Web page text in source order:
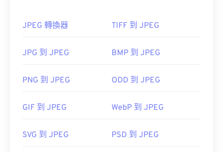
WebP，WebP 是一種更新、更易壓縮的檔案格式。
如何開啟 JPEG 檔案檔案？
JPEG 檔案。只需雙擊 JPEG 文件，通常即可在預設
JPEG 轉換器 TIFF 到 JPEG
JPG 到 JPEG BMP 到 JPEG
PNG 到 JPEG ODD 到 JPEG
GIF 到 JPEG WebP 到 JPEG
SVG 到 JPEG PSD 到 JPEG